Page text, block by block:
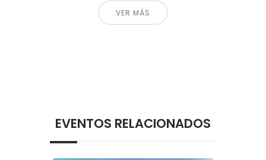
VER MÁS
EVENTOS RELACIONADOS